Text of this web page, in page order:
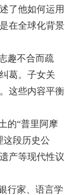
了他如何运用
在全球化背景
趣不合而疏
葛。子女关
这些内容平衡
的“普里阿摩
这段历史公
产等现代性议
行家、语言学